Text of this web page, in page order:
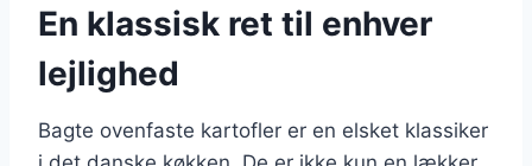
En klassisk ret til enhver
lejlighed
Bagte ovenfaste kartofler er en elsket klassiker